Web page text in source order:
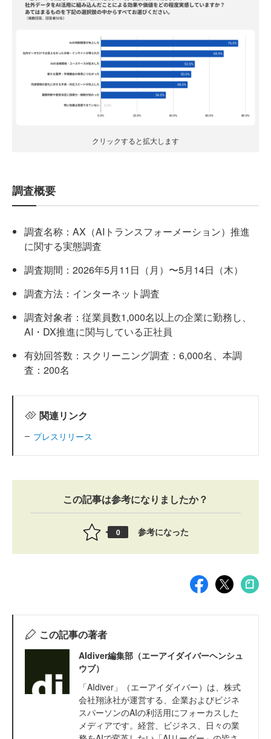
クリックすると拡大します
調査概要
調査名称：AX（AIトランスフォーメーション）推進
に関する実態調査
調査期間：2026年5月11日（月）〜5月14日（木）
調査方法：インターネット調査
調査対象者：従業員数1,000名以上の企業に勤務し、
AI・DX推進に関与している正社員
有効回答数：スクリーニング調査：6,000名、本調
査：200名
関連リンク
プレスリリース
この記事は参考になりましたか？
0 参考になった
この記事の著者
AIdiver編集部（エーアイダイバーヘンシュ
ウブ）
「AIdiver」（エーアイダイバー）は、株式
会社翔泳社が運営する、企業およびビジネ
スパーソンのAIの利活用にフォーカスした
メディアです。経営、ビジネス、日々の業